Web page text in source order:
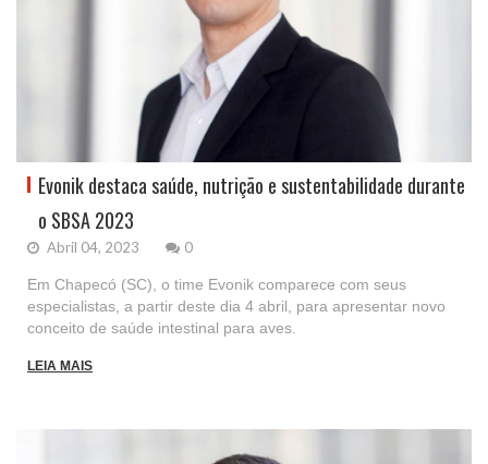
Evonik destaca saúde, nutrição e sustentabilidade durante
o SBSA 2023
Abril 04, 2023 0
Em Chapecó (SC), o time Evonik comparece com seus
especialistas, a partir deste dia 4 abril, para apresentar novo
conceito de saúde intestinal para aves.
LEIA MAIS